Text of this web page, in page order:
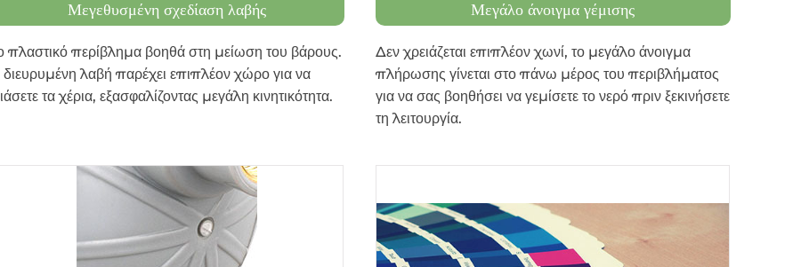
Μεγεθυσμένη σχεδίαση λαβής
πλαστικό περίβλημα βοηθά στη μείωση του βάρους.
λαβή παρέχει επιπλέον χώρο για να
τα χέρια, εξασφαλίζοντας μεγάλη κινητικότητα.
Μεγάλο άνοιγμα γέμισης
Δεν χρειάζεται επιπλέον χωνί, το μεγάλο άνοιγμα
πλήρωσης γίνεται στο πάνω μέρος του περιβλήματος
για να σας βοηθήσει να γεμίσετε το νερό πριν ξεκινήσετε
τη λειτουργία.